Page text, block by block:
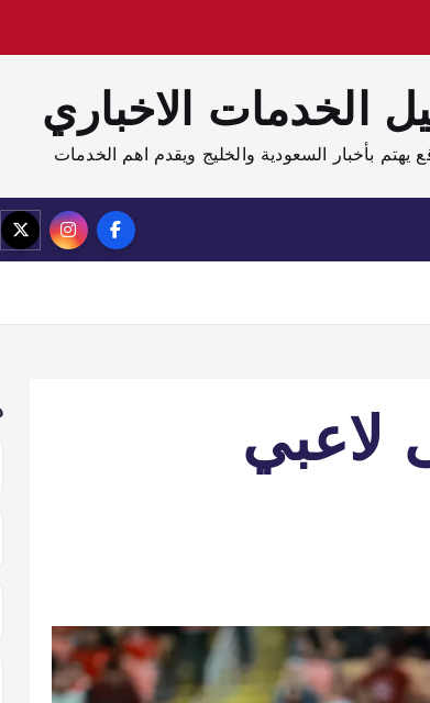
الخدمات الاخباري
يهتم بأخبار السعودية والخليج ويقدم اهم الخدمات
لاعبي